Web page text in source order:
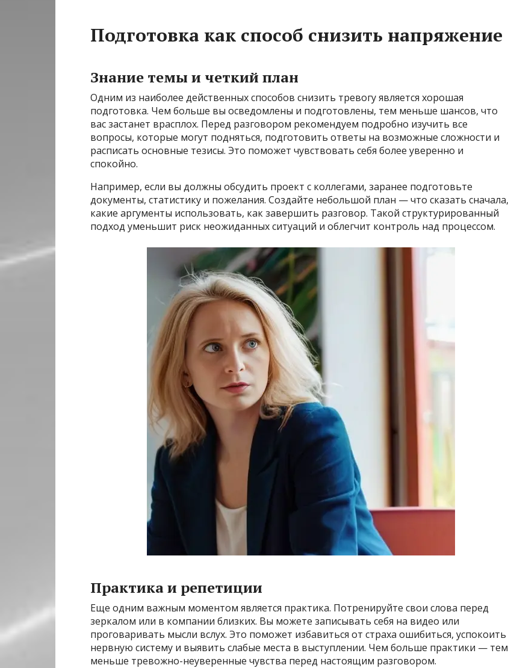
Подготовка как способ снизить напряжение
Знание темы и четкий план
Одним из наиболее действенных способов снизить тревогу является хорошая
подготовка. Чем больше вы осведомлены и подготовлены, тем меньше шансов, что
вас застанет врасплох. Перед разговором рекомендуем подробно изучить все
вопросы, которые могут подняться, подготовить ответы на возможные сложности и
расписать основные тезисы. Это поможет чувствовать себя более уверенно и
спокойно.
Например, если вы должны обсудить проект с коллегами, заранее подготовьте
документы, статистику и пожелания. Создайте небольшой план — что сказать сначала,
какие аргументы использовать, как завершить разговор. Такой структурированный
подход уменьшит риск неожиданных ситуаций и облегчит контроль над процессом.
Практика и репетиции
Еще одним важным моментом является практика. Потренируйте свои слова перед
зеркалом или в компании близких. Вы можете записывать себя на видео или
проговаривать мысли вслух. Это поможет избавиться от страха ошибиться, успокоить
нервную систему и выявить слабые места в выступлении. Чем больше практики — тем
меньше тревожно-неуверенные чувства перед настоящим разговором.